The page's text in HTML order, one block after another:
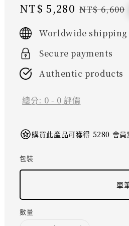
Sale
price
NT$ 5,280 Regular
NT$ 6,600
Worldwide shipping
Secure payments
Authentic products
總分: 0 - 0 評價
購買此產品可獲得 5280 會員
包裝
單
數量